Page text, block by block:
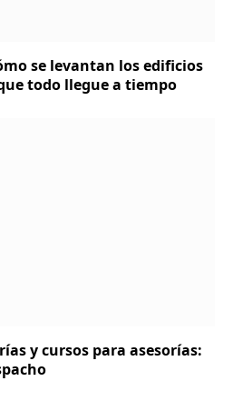
se levantan los edificios
todo llegue a tiempo
y cursos para asesorías: